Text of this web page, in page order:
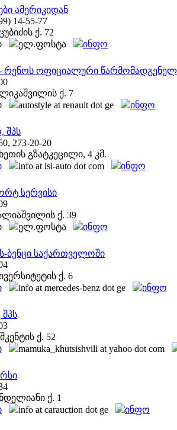
ამერიკიდან
14-55-77
ქ. 72
ელ.ფოსტა ინფო
რენოს ოფიციალური
ქ. 7
autostyle at renault dot ge ინფო
შპს
273-20-20
გზატკეცილი, 4 კმ.
info at isi-auto dot com ინფო
სერვისი
ქ. 39
ელ.ფოსტა ინფო
ბენცი საქართველოში
ქ. 6
info at mercedes-benz dot ge ინფო
ქ. 52
mamuka_khutsishvili at yahoo dot com
ქ. 1
info at carauction dot ge ინფო